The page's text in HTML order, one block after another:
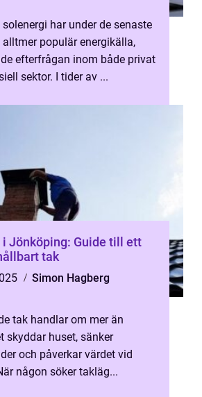
har under de senaste
populär energikälla,
efterfrågan inom både privat
sektor. I tider av ...
i Jönköping: Guide till ett
tak
Simon Hagberg
tak handlar om mer än
skyddar huset, sänker
och påverkar värdet vid
någon söker takläg...